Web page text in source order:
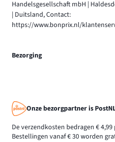
Handelsgesellschaft mbH |
| Duitsland, Contact:
https://www.bonprix.nl/
Bezorging
Onze bezorgpartner is
De verzendkosten bedragen €
Bestellingen vanaf € 30 worden